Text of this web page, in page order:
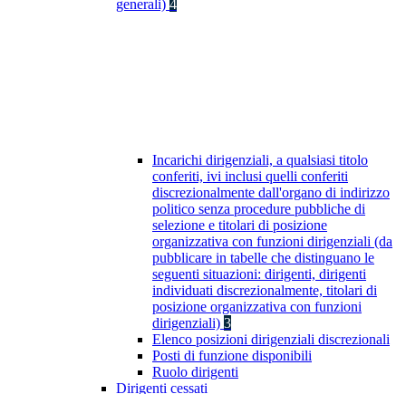
generali) 4
Incarichi dirigenziali, a qualsiasi titolo
conferiti, ivi inclusi quelli conferiti
discrezionalmente dall'organo di indirizzo
politico senza procedure pubbliche di
selezione e titolari di posizione
organizzativa con funzioni dirigenziali (da
pubblicare in tabelle che distinguano le
seguenti situazioni: dirigenti, dirigenti
individuati discrezionalmente, titolari di
posizione organizzativa con funzioni
dirigenziali) 3
Elenco posizioni dirigenziali discrezionali
Posti di funzione disponibili
Ruolo dirigenti
Dirigenti cessati